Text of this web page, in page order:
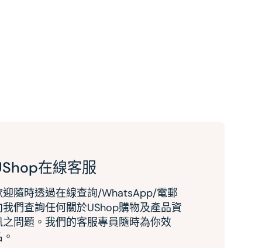
在線客服
迎隨時透過在線查詢/WhatsApp/電郵
我們查詢任何關於UShop購物及產品資
之問題。我們的客服專員隨時為你效